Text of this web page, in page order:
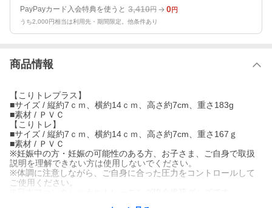
PayPayカード入会特典を使うと 3,410円 0円
うち2,000円相当は利用先・期間限定。他条件あり
商品情報
【こりトレプラス】
■サイズ / 縦約7ｃｍ、横約14ｃｍ、高さ約7cm、重さ183g
■素材 / ＰＶＣ
【こりトレ】
■サイズ / 縦約7ｃｍ、横約14ｃｍ、高さ約7cm、重さ167ｇ
■素材 / ＰＶＣ
※妊娠中の方・妊娠の可能性のある方、お子さま、ご自身で取扱
説明を理解できない方は使用しないでください。
※体調に注意しながら、ご自身に合った圧力をコントロールして
ご使用ください。